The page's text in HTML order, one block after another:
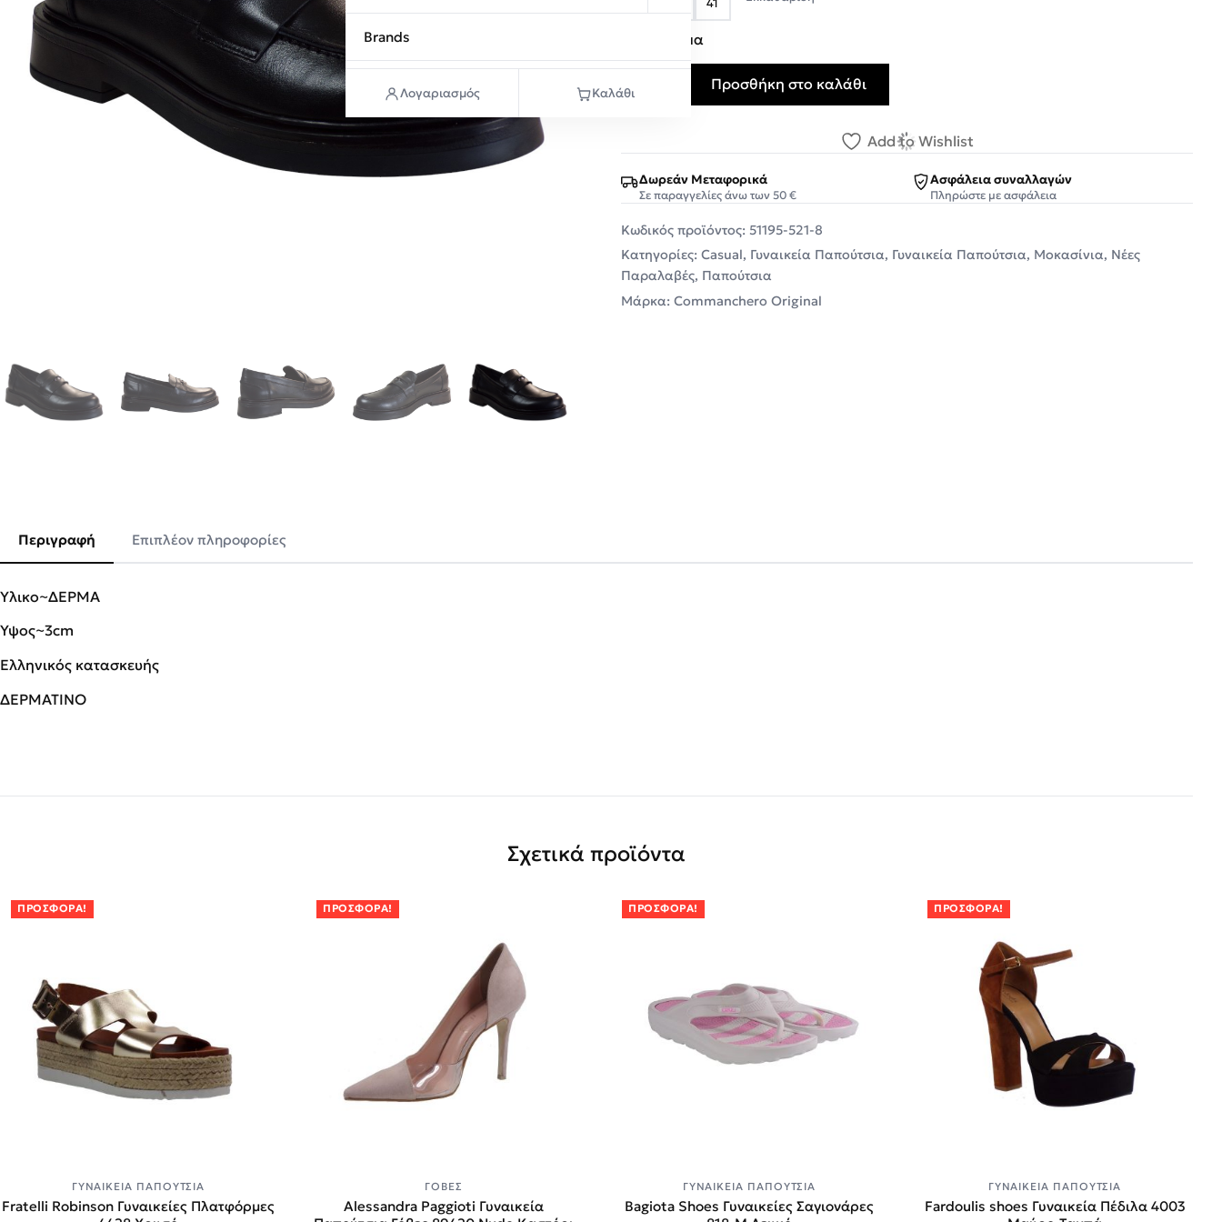
Brands
Λογαριασμός Καλάθι
Σε απόθεμα
Commanchero Γυναικεία Παπούτσια Μοκασίνια 51195-521 Μαύρο Δέρμα ποσότητα
Προσθήκη στο καλάθι
Add to Wishlist
Δωρεάν Μεταφορικά
Σε παραγγελίες άνω των 50 €
Ασφάλεια συναλλαγών
Πληρώστε με ασφάλεια
Κωδικός προϊόντος: 51195-521-8
Κατηγορίες: Casual, Γυναικεία Παπούτσια, Γυναικεία Παπούτσια, Μοκασίνια, Νέες
Παραλαβές, Παπούτσια
Μάρκα: Commanchero Original
Περιγραφή Επιπλέον πληροφορίες
Υλικο~ΔΕΡΜΑ
Ύψος~3cm
Ελληνικός κατασκευής
ΔΕΡΜΑΤΙΝΟ
Σχετικά προϊόντα
ΠΡΟΣΦΟΡΆ!
ΓΥΝΑΙΚΕΊΑ ΠΑΠΟΎΤΣΙΑ
Fratelli Robinson Γυναικείες Πλατφόρμες
ΠΡΟΣΦΟΡΆ!
ΓΌΒΕΣ
Alessandra Paggioti Γυναικεία
ΠΡΟΣΦΟΡΆ!
ΓΥΝΑΙΚΕΊΑ ΠΑΠΟΎΤΣΙΑ
Bagiota Shoes Γυναικείες Σαγιονάρες
ΠΡΟΣΦΟΡΆ!
ΓΥΝΑΙΚΕΊΑ ΠΑΠΟΎΤΣΙΑ
Fardoulis shoes Γυναικεία Πέδιλα 4003